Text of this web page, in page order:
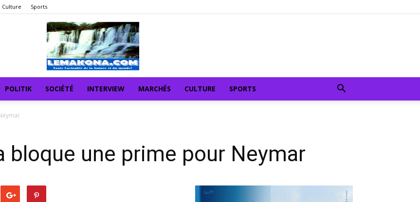
Culture Sports
POLITIK SOCIÉTÉ INTERVIEW MARCHÉS CULTURE SPORTS
bloque une prime pour Neymar